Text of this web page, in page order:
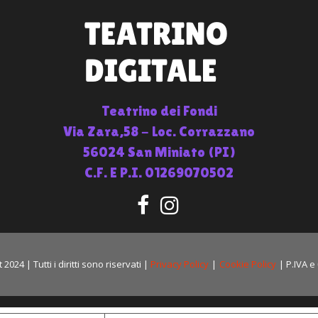
Teatrino dei Fondi
Via Zara,58 - Loc. Corrazzano
56024 San Miniato (PI)
C.F. E P.I. 01269070502
| Tutti i diritti sono riservati | Privacy Policy | Cookie Policy | P.IVA